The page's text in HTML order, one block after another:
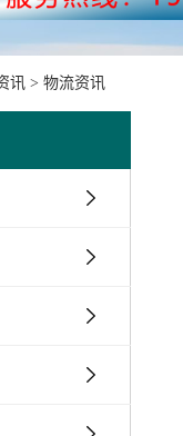
讯 > 物流资讯